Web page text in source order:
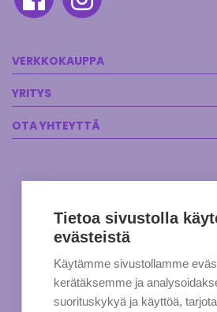
VERKKOKAUPPA
YRITYS
OTA YHTEYTTÄ
Tietoa sivustolla
evästeistä
Käytämme sivustollamme
kerätäksemme ja
suorituskykyä ja käyttöä,